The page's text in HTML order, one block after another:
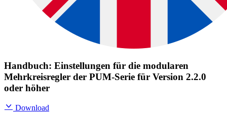
Handbuch: Einstellungen für die modularen
Mehrkreisregler der PUM-Serie für Version 2.2.0
oder höher
Download